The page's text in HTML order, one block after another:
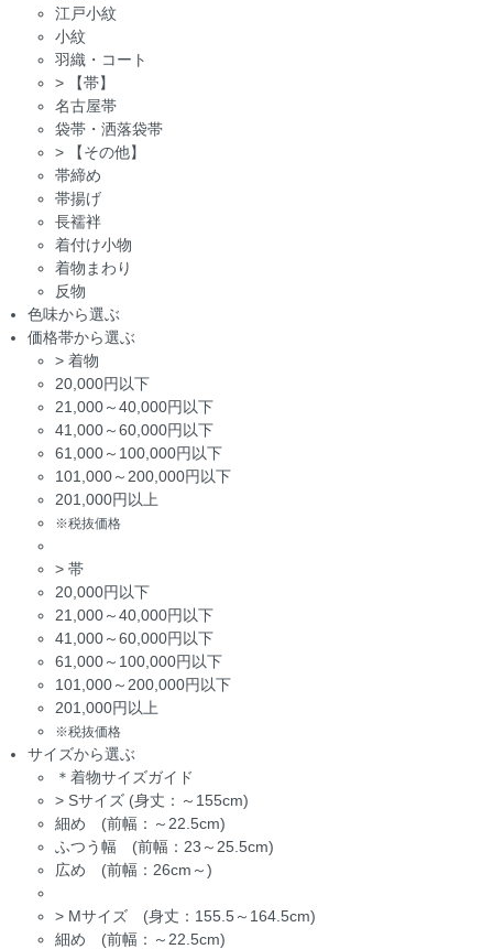
江戸小紋
小紋
羽織・コート
>
【帯】
名古屋帯
袋帯・洒落袋帯
>
【その他】
帯締め
帯揚げ
長襦袢
着付け小物
着物まわり
反物
色味から選ぶ
価格帯から選ぶ
> 着物
20,000円以下
21,000～40,000円以下
41,000～60,000円以下
61,000～100,000円以下
101,000～200,000円以下
201,000円以上
※税抜価格
> 帯
20,000円以下
21,000～40,000円以下
41,000～60,000円以下
61,000～100,000円以下
101,000～200,000円以下
201,000円以上
※税抜価格
サイズから選ぶ
＊着物サイズガイド
> Sサイズ (身丈：～155cm)
細め (前幅：～22.5cm)
ふつう幅 (前幅：23～25.5cm)
広め (前幅：26cm～)
> Mサイズ (身丈：155.5～164.5cm)
細め (前幅：～22.5cm)